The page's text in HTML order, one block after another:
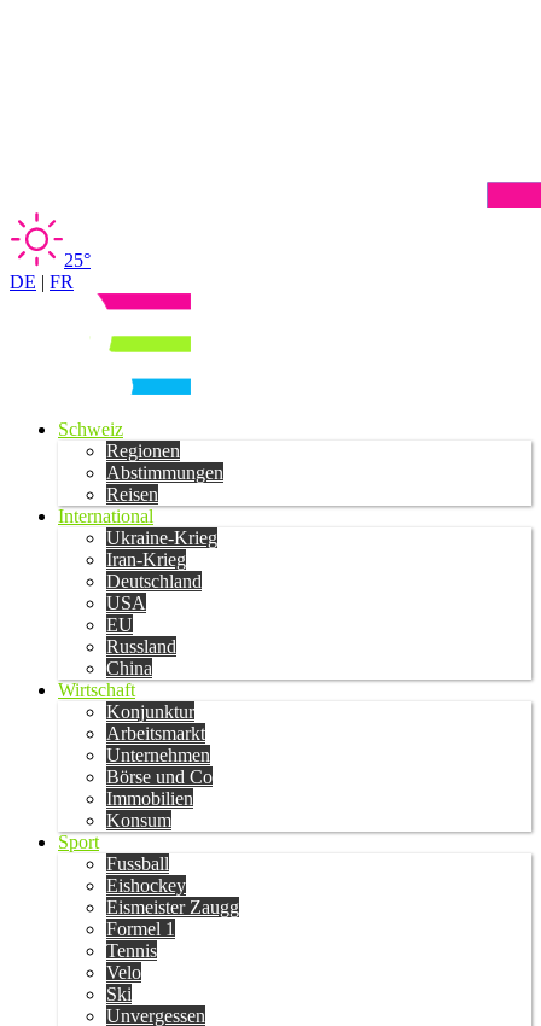
25°
DE | FR
Schweiz
Regionen
Abstimmungen
Reisen
International
Ukraine-Krieg
Iran-Krieg
Deutschland
USA
EU
Russland
China
Wirtschaft
Konjunktur
Arbeitsmarkt
Unternehmen
Börse und Co
Immobilien
Konsum
Sport
Fussball
Eishockey
Eismeister Zaugg
Formel 1
Tennis
Velo
Ski
Unvergessen